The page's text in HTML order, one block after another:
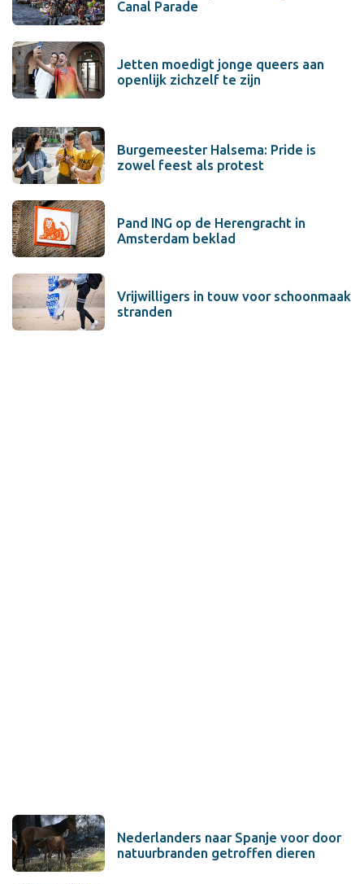
Canal Parade
Jetten moedigt jonge queers aan
openlijk zichzelf te zijn
Burgemeester Halsema: Pride is
zowel feest als protest
Pand ING op de Herengracht in
Amsterdam beklad
Vrijwilligers in touw voor schoonmaak
stranden
Nederlanders naar Spanje voor door
natuurbranden getroffen dieren